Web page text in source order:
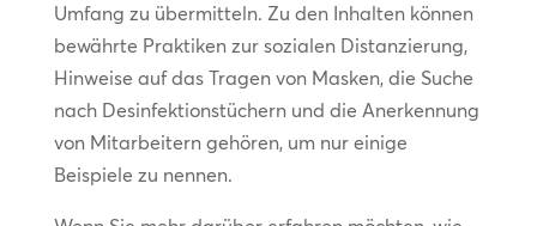
Umfang zu übermitteln. Zu den Inhalten können
bewährte Praktiken zur sozialen Distanzierung,
Hinweise auf das Tragen von Masken, die Suche
nach Desinfektionstüchern und die Anerkennung
von Mitarbeitern gehören, um nur einige
Beispiele zu nennen.